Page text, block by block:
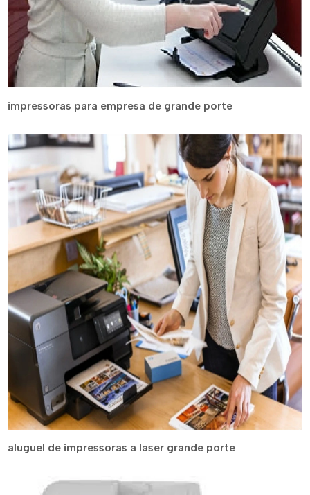
impressoras para empresa de grande porte
aluguel de impressoras a laser grande porte